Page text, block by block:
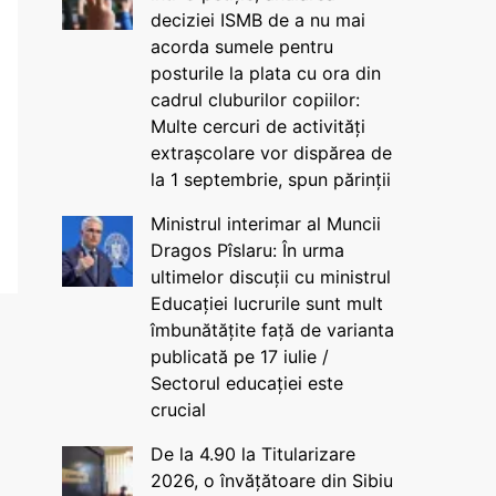
deciziei ISMB de a nu mai
acorda sumele pentru
posturile la plata cu ora din
cadrul cluburilor copiilor:
Multe cercuri de activități
extrașcolare vor dispărea de
la 1 septembrie, spun părinții
Ministrul interimar al Muncii
Dragos Pîslaru: În urma
ultimelor discuții cu ministrul
Educației lucrurile sunt mult
îmbunătățite față de varianta
publicată pe 17 iulie /
Sectorul educației este
crucial
De la 4.90 la Titularizare
2026, o învățătoare din Sibiu